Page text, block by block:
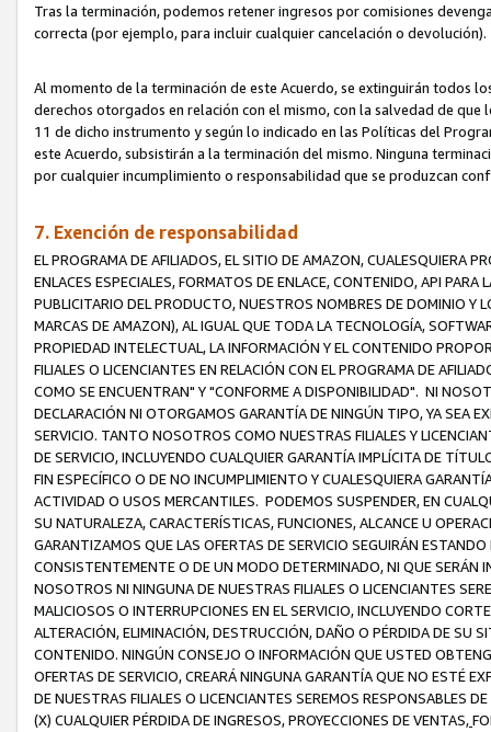
Tras la terminación, podemos retener ingresos por comisiones
correcta (por ejemplo, para incluir cualquier cancelación o devolución).
Al momento de la terminación de este Acuerdo, se extinguirán todos
derechos otorgados en relación con el mismo, con la salvedad de
11 de dicho instrumento y según lo indicado en las Políticas del
este Acuerdo, subsistirán a la terminación del mismo. Ninguna
por cualquier incumplimiento o responsabilidad que se produzcan
7. Exención de responsabilidad
EL PROGRAMA DE AFILIADOS, EL SITIO DE AMAZON, CUALESQUIERA
ENLACES ESPECIALES, FORMATOS DE ENLACE, CONTENIDO, API
PUBLICITARIO DEL PRODUCTO, NUESTROS NOMBRES DE DOMINIO Y
MARCAS DE AMAZON), AL IGUAL QUE TODA LA TECNOLOGÍA,
PROPIEDAD INTELECTUAL, LA INFORMACIÓN Y EL CONTENIDO
FILIALES O LICENCIANTES EN RELACIÓN CON EL PROGRAMA DE
COMO SE ENCUENTRAN" Y "CONFORME A DISPONIBILIDAD". NI
DECLARACIÓN NI OTORGAMOS GARANTÍA DE NINGÚN TIPO, YA SEA
SERVICIO. TANTO NOSOTROS COMO NUESTRAS FILIALES Y
DE SERVICIO, INCLUYENDO CUALQUIER GARANTÍA IMPLÍCITA DE
FIN ESPECÍFICO O DE NO INCUMPLIMIENTO Y CUALESQUIERA
ACTIVIDAD O USOS MERCANTILES. PODEMOS SUSPENDER, EN
SU NATURALEZA, CARACTERÍSTICAS, FUNCIONES, ALCANCE U
GARANTIZAMOS QUE LAS OFERTAS DE SERVICIO SEGUIRÁN
CONSISTENTEMENTE O DE UN MODO DETERMINADO, NI QUE SERÁN
NOSOTROS NI NINGUNA DE NUESTRAS FILIALES O LICENCIANTES
MALICIOSOS O INTERRUPCIONES EN EL SERVICIO, INCLUYENDO
ALTERACIÓN, ELIMINACIÓN, DESTRUCCIÓN, DAÑO O PÉRDIDA DE SU
CONTENIDO. NINGÚN CONSEJO O INFORMACIÓN QUE USTED
OFERTAS DE SERVICIO, CREARÁ NINGUNA GARANTÍA QUE NO ESTÉ
DE NUESTRAS FILIALES O LICENCIANTES SEREMOS RESPONSABLES
(X) CUALQUIER PÉRDIDA DE INGRESOS, PROYECCIONES DE VENTAS,